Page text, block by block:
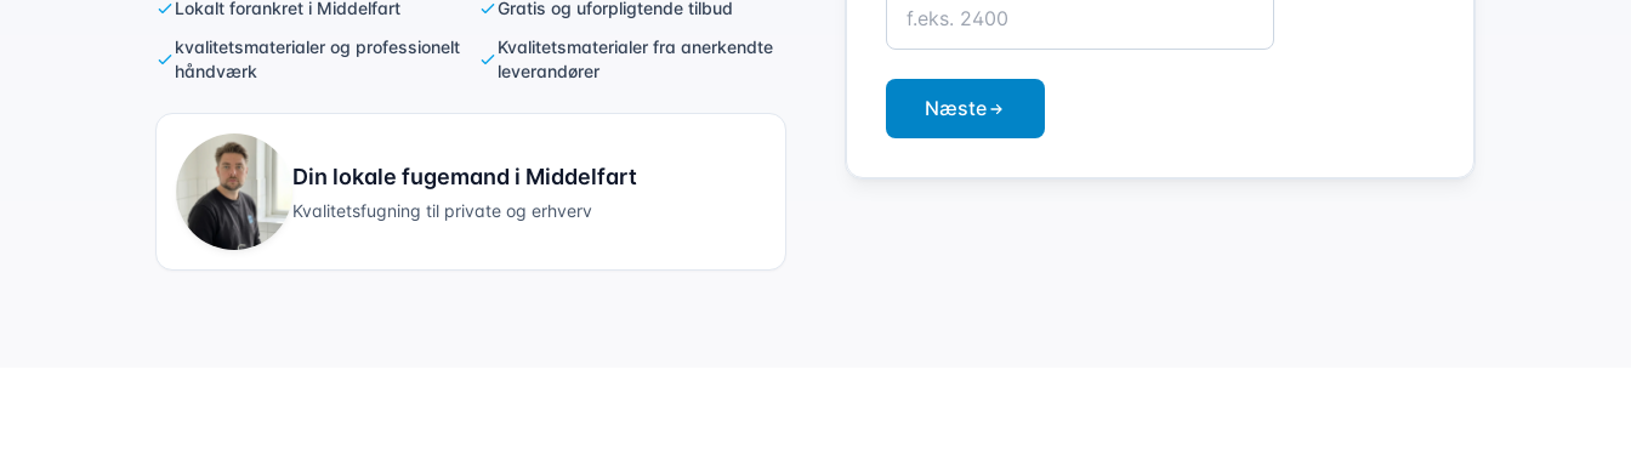
Lokalt forankret i Middelfart
Gratis og uforpligtende tilbud
kvalitetsmaterialer og professionelt
håndværk
Kvalitetsmaterialer fra anerkendte
leverandører
Din lokale fugemand i Middelfart
Kvalitetsfugning til private og erhverv
Næste